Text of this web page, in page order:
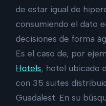
de estar igual de
consumiendo el dato
decisiones de forma
Es el caso de, por
Hotels, hotel ubicado
con 35 suites
Guadalest. En su